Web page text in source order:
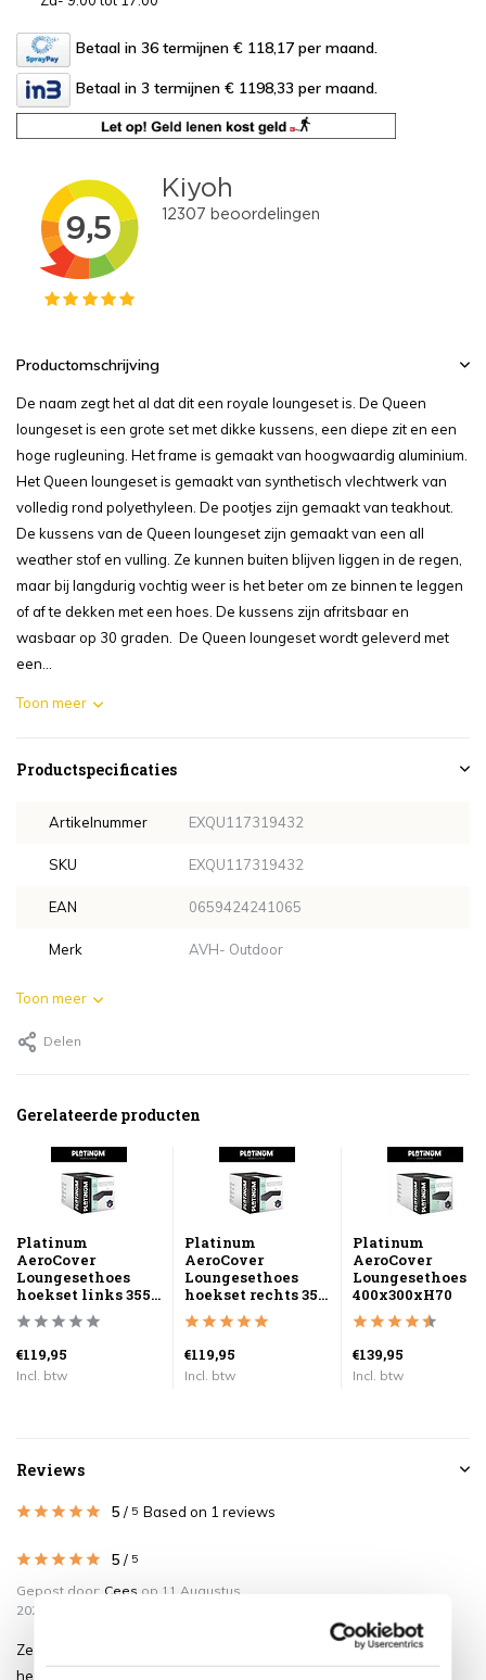
Betaal in 36 termijnen € 118,17 per maand.
Betaal in 3 termijnen € 1198,33 per maand.
Productomschrijving
De naam zegt het al dat dit een royale loungeset is. De Queen
loungeset is een grote set met dikke kussens, een diepe zit en een
hoge rugleuning. Het frame is gemaakt van hoogwaardig aluminium.
Het Queen loungeset is gemaakt van synthetisch vlechtwerk van
volledig rond polyethyleen. De pootjes zijn gemaakt van teakhout.
De kussens van de Queen loungeset zijn gemaakt van een all
weather stof en vulling. Ze kunnen buiten blijven liggen in de regen,
maar bij langdurig vochtig weer is het beter om ze binnen te leggen
of af te dekken met een hoes. De kussens zijn afritsbaar en
wasbaar op 30 graden. De Queen loungeset wordt geleverd met
een...
Toon meer
Productspecificaties
Artikelnummer EXQU117319432
SKU EXQU117319432
EAN 0659424241065
Merk AVH- Outdoor
Toon meer
Delen
Gerelateerde producten
Platinum
AeroCover
Loungesethoes
hoekset links 355...
€119,95
Incl. btw
Platinum
AeroCover
Loungesethoes
hoekset rechts 35...
€119,95
Incl. btw
Platinum
AeroCover
Loungesethoes
400x300xH70
€139,95
Incl. btw
Reviews
5 / 5 Based on 1 reviews
5 / 5
Gepost door: Cees op 11 Augustus
2022
Zeer grote loungeset waarop je
heerlijk kan wegdromen. De kussens